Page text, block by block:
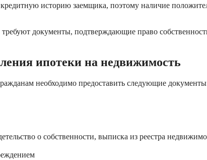
историю заемщика, поэтому наличие
документы, подтверждающие право
ипотеки на недвижимость
необходимо предоставить следующие
о собственности, выписка из реестра